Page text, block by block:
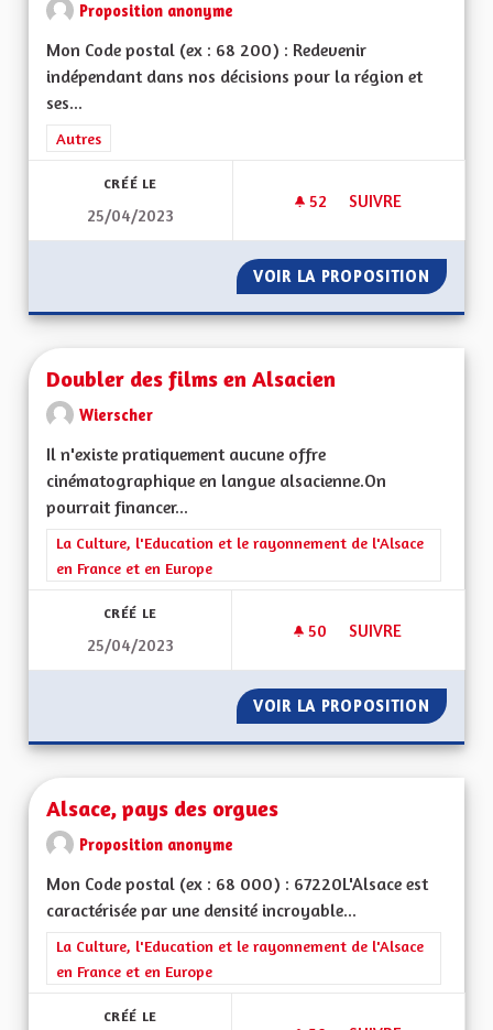
Proposition anonyme
Mon Code postal (ex : 68 200) : Redevenir
indépendant dans nos décisions pour la région et
ses...
Filtrer les résultats de la catégorie : Autres
Autres
CRÉÉ LE
25/04/2023
52 52 ABONNÉS
SUIVRE
VOIR LA PROPOSITION
Doubler des films en Alsacien
Wierscher
Il n'existe pratiquement aucune offre
cinématographique en langue alsacienne.On
pourrait financer...
Filtrer les résultats de la catégorie : La Culture, l'Education et
La Culture, l'Education et le rayonnement de l'Alsace
en France et en Europe
CRÉÉ LE
25/04/2023
50 50 ABONNÉS
SUIVRE
VOIR LA PROPOSITION
Alsace, pays des orgues
Proposition anonyme
Mon Code postal (ex : 68 000) : 67220L'Alsace est
caractérisée par une densité incroyable...
Filtrer les résultats de la catégorie : La Culture, l'Education et
La Culture, l'Education et le rayonnement de l'Alsace
en France et en Europe
CRÉÉ LE